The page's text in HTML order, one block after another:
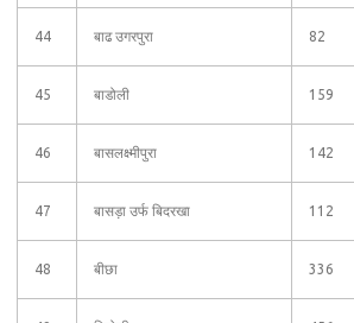
44 बाढ उगरपुरा 82
45 बाडोली 159
46 बासलक्ष्मीपुरा 142
47 बासड़ा उर्फ बिदरखा 112
48 बीछा 336